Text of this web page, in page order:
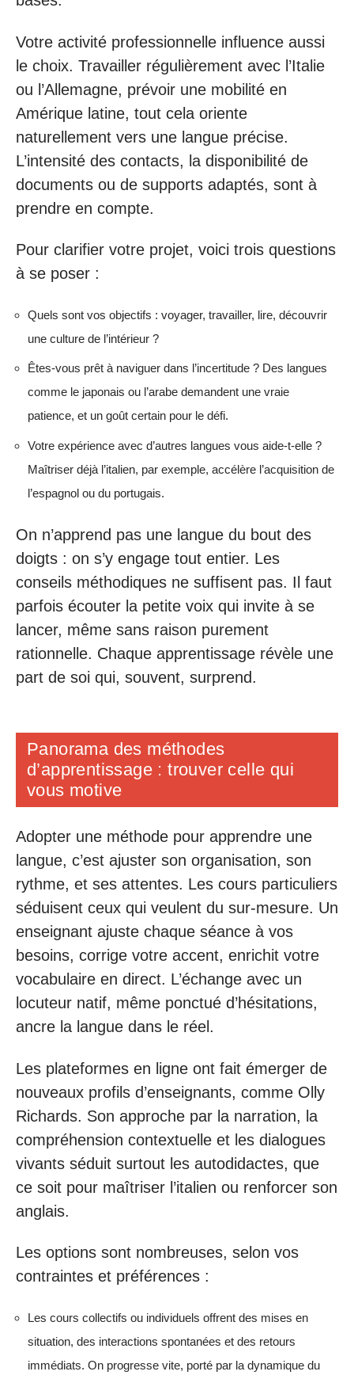
Votre activité professionnelle influence aussi
le choix. Travailler régulièrement avec l’Italie
ou l’Allemagne, prévoir une mobilité en
Amérique latine, tout cela oriente
naturellement vers une langue précise.
L’intensité des contacts, la disponibilité de
documents ou de supports adaptés, sont à
prendre en compte.
Pour clarifier votre projet, voici trois questions
à se poser :
Quels sont vos objectifs : voyager, travailler, lire, découvrir
une culture de l’intérieur ?
Êtes-vous prêt à naviguer dans l’incertitude ? Des langues
comme le japonais ou l’arabe demandent une vraie
patience, et un goût certain pour le défi.
Votre expérience avec d’autres langues vous aide-t-elle ?
Maîtriser déjà l’italien, par exemple, accélère l’acquisition de
l’espagnol ou du portugais.
On n’apprend pas une langue du bout des
doigts : on s’y engage tout entier. Les
conseils méthodiques ne suffisent pas. Il faut
parfois écouter la petite voix qui invite à se
lancer, même sans raison purement
rationnelle. Chaque apprentissage révèle une
part de soi qui, souvent, surprend.
Panorama des méthodes
d’apprentissage : trouver celle qui
vous motive
Adopter une méthode pour apprendre une
langue, c’est ajuster son organisation, son
rythme, et ses attentes. Les cours particuliers
séduisent ceux qui veulent du sur-mesure. Un
enseignant ajuste chaque séance à vos
besoins, corrige votre accent, enrichit votre
vocabulaire en direct. L’échange avec un
locuteur natif, même ponctué d’hésitations,
ancre la langue dans le réel.
Les plateformes en ligne ont fait émerger de
nouveaux profils d’enseignants, comme Olly
Richards. Son approche par la narration, la
compréhension contextuelle et les dialogues
vivants séduit surtout les autodidactes, que
ce soit pour maîtriser l’italien ou renforcer son
anglais.
Les options sont nombreuses, selon vos
contraintes et préférences :
Les cours collectifs ou individuels offrent des mises en
situation, des interactions spontanées et des retours
immédiats. On progresse vite, porté par la dynamique du